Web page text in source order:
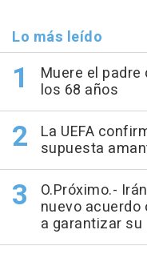
Lo más leído
Muere el
los 68 años
La UEFA
supuesta
O.Próximo.-
nuevo acuerdo
a garantizar